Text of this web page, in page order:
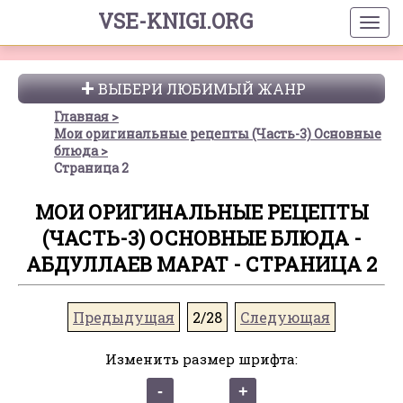
VSE-KNIGI.ORG
ВЫБЕРИ ЛЮБИМЫЙ ЖАНР
Главная
Мои оригинальные рецепты (Часть-3) Основные
блюда
Страница 2
МОИ ОРИГИНАЛЬНЫЕ РЕЦЕПТЫ
(ЧАСТЬ-3) ОСНОВНЫЕ БЛЮДА -
АБДУЛЛАЕВ МАРАТ - СТРАНИЦА 2
Предыдущая 2/28 Следующая
Изменить размер шрифта: